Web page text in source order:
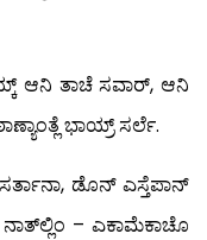
ಆನಿ ತಾಚೆ ಸವಾರ್, ಆನಿ
ಭಾಯ್ರ್ ಸರ್ಲೆ.
ಡೊನ್ ಎಸ್ತೆಪಾನ್
– ಎಕಾಮೆಕಾಚೊ